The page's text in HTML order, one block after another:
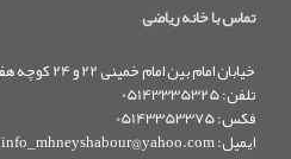
تماس با خانه ریاضی
خیابان امام بین امام خمینی 22 و 24 کوچه هفت برادران
تلفن: 05143335325
فکس: 05143353375
ایمیل:info_mhneyshabour@yahoo.com